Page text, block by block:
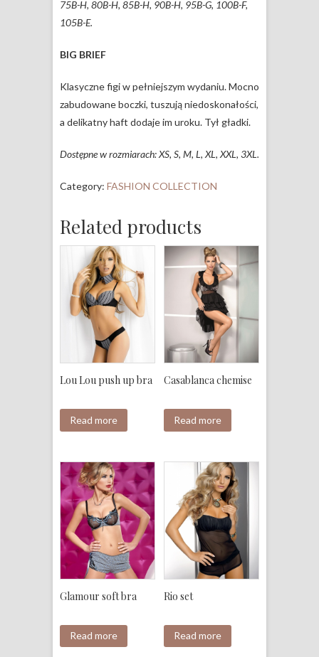
75B-H, 80B-H, 85B-H, 90B-H, 95B-G, 100B-F,
105B-E.
BIG BRIEF
Klasyczne figi w pełniejszym wydaniu. Mocno
zabudowane boczki, tuszują niedoskonałości,
a delikatny haft dodaje im uroku. Tył gładki.
Dostępne w rozmiarach: XS, S, M, L, XL, XXL, 3XL.
Category: FASHION COLLECTION
Related products
Lou Lou push up bra
Read more
Casablanca chemise
Read more
Glamour soft bra
Read more
Rio set
Read more